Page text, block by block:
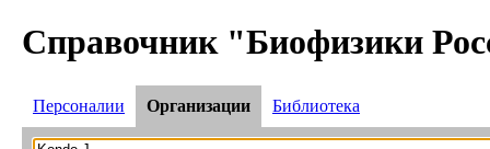
Справочник "Биофизики
Персоналии Организации Библиотека